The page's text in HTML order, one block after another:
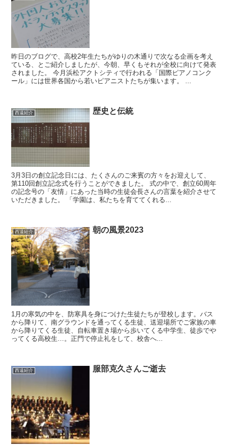
昨日のブログで、高校2年生たちがゆりの木通りで次なる企画を考え
ている、とご紹介しましたが、今朝、早くもそれが全校に向けて発表
されました。 今月浜松アクトシティで行われる「国際ピアノコンク
ール」には世界各国から若いピアニストたちが集います。 ...
西遠紹介 歴史と伝統
3月3日の創立記念日には、たくさんのご来賓の方々をお迎えして、
第110回創立記念式を行うことができました。 式の中で、創立60周年
の記念号の「友情」にあった当時の生徒会長さんの言葉を紹介させて
いただきました。 「学園は、私たちを育ててくれる...
西遠紹介 朝の風景2023
1月の寒気の中を、防寒具を身につけた生徒たちが登校します。バス
から降りて、南グラウンドを通ってくる生徒、送迎場所でご家族の車
から降りてくる生徒、自転車置き場から歩いてくる中学生、徒歩でや
ってくる高校生…。正門で停止礼をして、校舎へ...
西遠紹介 服部克久さんご逝去